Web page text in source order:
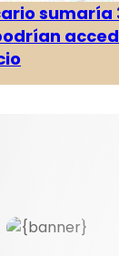
sumaría